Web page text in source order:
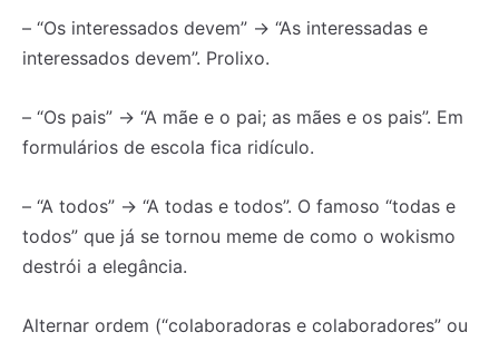
– “Os interessados devem” → “As interessadas e
interessados devem”. Prolixo.
– “Os pais” → “A mãe e o pai; as mães e os pais”. Em
formulários de escola fica ridículo.
– “A todos” → “A todas e todos”. O famoso “todas e
todos” que já se tornou meme de como o wokismo
destrói a elegância.
Alternar ordem (“colaboradoras e colaboradores” ou